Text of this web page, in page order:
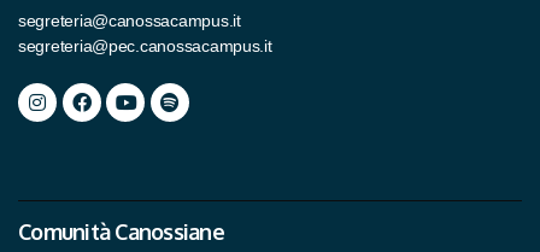
segreteria@canossacampus.it
segreteria@pec.canossacampus.it
Comunità Canossiane